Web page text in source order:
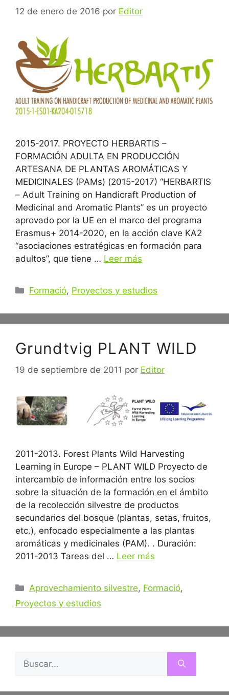
12 de enero de 2016 por Editor
2015-2017. PROYECTO HERBARTIS –
FORMACIÓN ADULTA EN PRODUCCIÓN
ARTESANA DE PLANTAS AROMÁTICAS Y
MEDICINALES (PAMs) (2015-2017) “HERBARTIS
– Adult Training on Handicraft Production of
Medicinal and Aromatic Plants” es un proyecto
aprovado por la UE en el marco del programa
Erasmus+ 2014-2020, en la acción clave KA2
“asociaciones estratégicas en formación para
adultos”, que tiene … Leer más
Categorías
Formació, Proyectos y estudios
Grundtvig PLANT WILD
19 de septiembre de 2011 por Editor
2011-2013. Forest Plants Wild Harvesting
Learning in Europe – PLANT WILD Proyecto de
intercambio de información entre los socios
sobre la situación de la formación en el ámbito
de la recolección silvestre de productos
secundarios del bosque (plantas, setas, fruitos,
etc.), enfocado especialmente a las plantas
aromáticas y medicinales (PAM). . Duración:
2011-2013 Tareas del … Leer más
Categorías
Aprovechamiento silvestre, Formació,
Proyectos y estudios